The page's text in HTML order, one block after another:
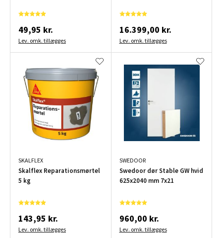
49,95 kr.
Lev. omk. tillægges
16.399,00 kr.
Lev. omk. tillægges
SKALFLEX
Skalflex Reparationsmørtel
5 kg
143,95 kr.
Lev. omk. tillægges
SWEDOOR
Swedoor dør Stable GW hvid
625x2040 mm 7x21
960,00 kr.
Lev. omk. tillægges